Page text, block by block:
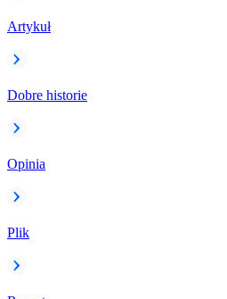
Artykuł
Dobre historie
Opinia
Plik